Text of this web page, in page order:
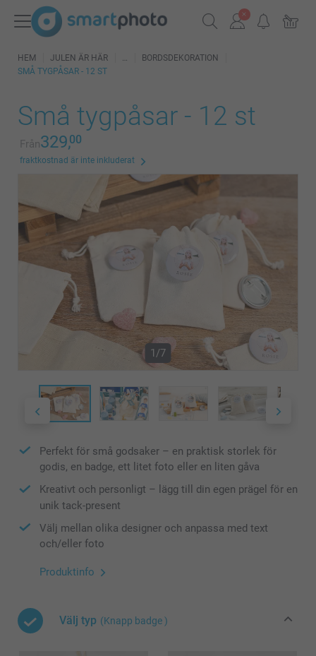
HEM JULEN ÄR HÄR
BORDSDEKORATION
SMÅ TYGPÅSAR - 12 ST
Små tygpåsar - 12 st
Från329,00
fraktkostnad är inte inkluderat
1/7
Perfekt för små godsaker – en praktisk storlek för
godis, en badge, ett litet foto eller en liten gåva
Kreativt och personligt – lägg till din egen prägel för en
unik tack-present
Välj mellan olika designer och anpassa med text
och/eller foto
Produktinfo
Välj typ (Knapp badge )